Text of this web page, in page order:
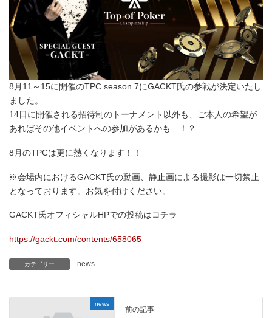
8月11～15に開催のTPC season.7にGACKT氏の参戦が決定いたし
ました。
14日に開催される招待制のトーナメント以外も、ご本人の希望が
あればその他イベントへの参加があるかも…！？
8月のTPCは更に熱くなります！！
※会場内におけるGACKT氏の動画、静止画による撮影は一切禁止
となっております。お気を付けください。
GACKT氏オフィシャルHPでの投稿はコチラ
https://gackt.com/contents/658065
カテゴリー news
news
前の記事